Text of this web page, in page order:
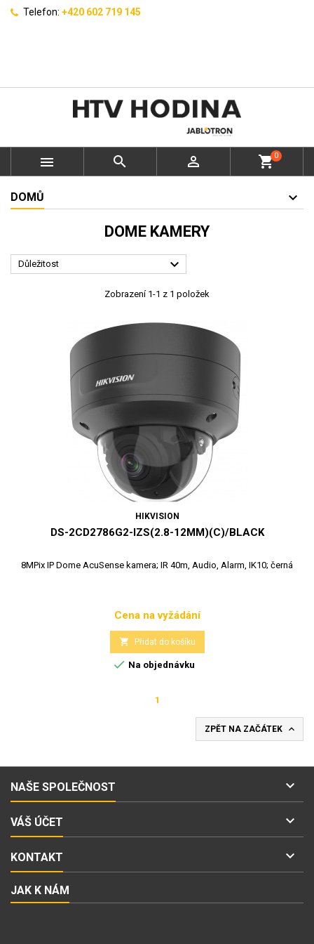
Telefon: +420 602 719 145
   shopping_cart0
DOMŮ
DOME KAMERY
Důležitost 
Zobrazení 1-1 z 1 položek
HIKVISION
DS-2CD2786G2-IZS(2.8-12MM)(C)/BLACK
8MPix IP Dome AcuSense kamera; IR 40m, Audio, Alarm, IK10; černá
Cena
Cena na vyžádání
 Přidat do košíku
 Na objednávku
1
ZPĚT NA ZAČÁTEK 
NAŠE SPOLEČNOST 
VÁŠ ÚČET 
KONTAKT 
JAK K NÁM